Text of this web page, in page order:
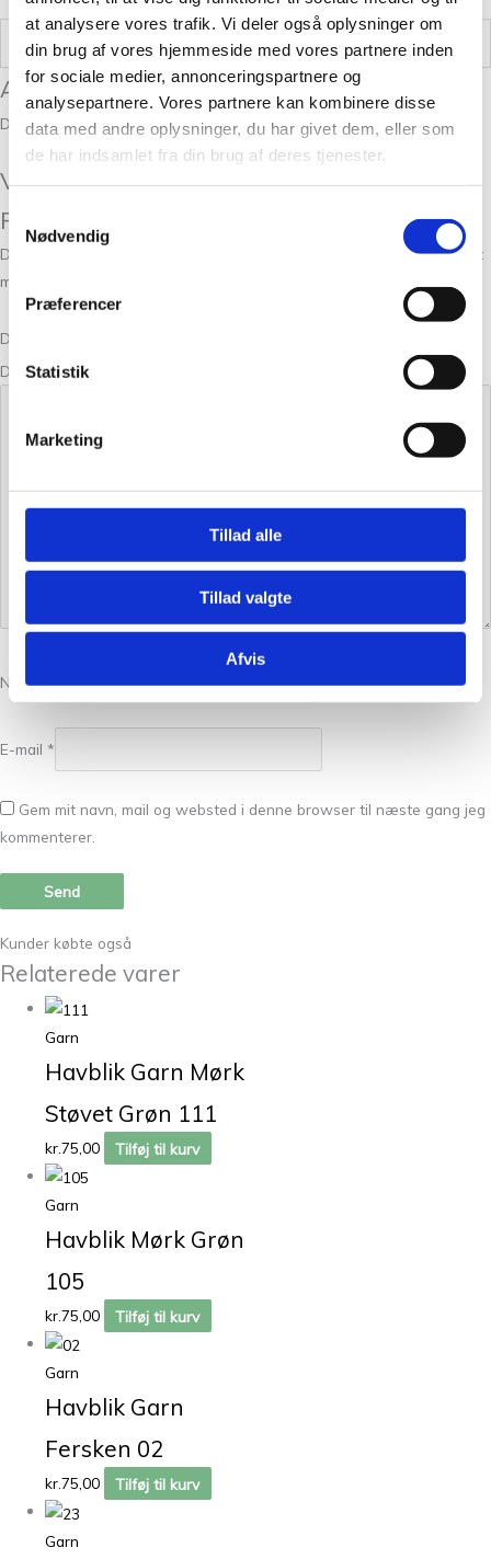
at analysere vores trafik. Vi deler også oplysninger om
din brug af vores hjemmeside med vores partnere inden
for sociale medier, annonceringspartnere og
analysepartnere. Vores partnere kan kombinere disse
data med andre oplysninger, du har givet dem, eller som
de har indsamlet fra din brug af deres tjenester.
Samtykkevalg
Nødvendig
Præferencer
Statistik
Marketing
Tillad alle
Tillad valgte
Afvis
Vægt 0,05 kg
Anmeldelser
Der er endnu ikke nogle anmeldelser.
Vær den første til at anmelde “Alpaca 2
FARVE 11”
Din e-mailadresse vil ikke blive publiceret.
Krævede felter er markeret
med
Din bedømmelse
Din anmeldelse
Navn*
E-mail *
Gem mit navn, mail og websted i denne browser til næste gang jeg
kommenterer.
Kunder købte også
Relaterede varer
Garn
Havblik Garn Mørk
Støvet Grøn 111
kr.75,00 Tilføj til kurv
Garn
Havblik Mørk Grøn
105
kr.75,00 Tilføj til kurv
Garn
Havblik Garn
Fersken 02
kr.75,00 Tilføj til kurv
Garn